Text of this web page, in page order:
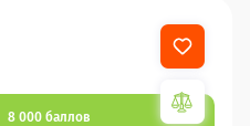
8 000 баллов